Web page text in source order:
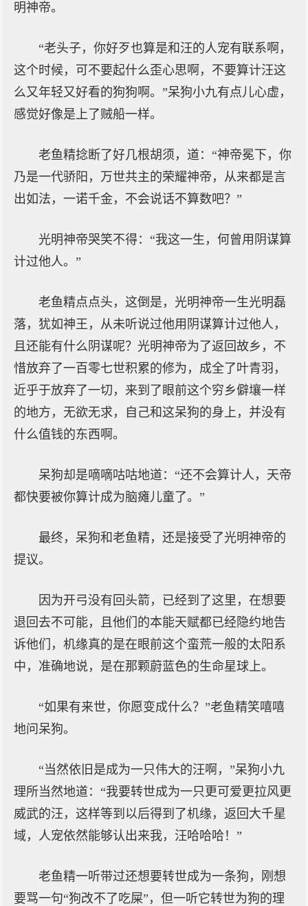
明神帝。
“老头子，你好歹也算是和汪的人宠有联系啊，
这个时候，可不要起什么歪心思啊，不要算计汪这
么又年轻又好看的狗狗啊。”呆狗小九有点儿心虚，
感觉好像是上了贼船一样。
老鱼精捻断了好几根胡须，道：“神帝冕下，你
乃是一代骄阳，万世共主的荣耀神帝，从来都是言
出如法，一诺千金，不会说话不算数吧？”
光明神帝哭笑不得：“我这一生，何曾用阴谋算
计过他人。”
老鱼精点点头，这倒是，光明神帝一生光明磊
落，犹如神王，从未听说过他用阴谋算计过他人，
且还能有什么阴谋呢？光明神帝为了返回故乡，不
惜放弃了一百零七世积累的修为，成全了叶青羽，
近乎于放弃了一切，来到了眼前这个穷乡僻壤一样
的地方，无欲无求，自己和这呆狗的身上，并没有
什么值钱的东西啊。
呆狗却是嘀嘀咕咕地道：“还不会算计人，天帝
都快要被你算计成为脑瘫儿童了。”
最终，呆狗和老鱼精，还是接受了光明神帝的
提议。
因为开弓没有回头箭，已经到了这里，在想要
退回去不可能，且他们的本能天赋都已经隐约地告
诉他们，机缘真的是在眼前这个蛮荒一般的太阳系
中，准确地说，是在那颗蔚蓝色的生命星球上。
“如果有来世，你愿变成什么？”老鱼精笑嘻嘻
地问呆狗。
“当然依旧是成为一只伟大的汪啊，”呆狗小九
理所当然地道：“我要转世成为一只更可爱更拉风更
威武的汪，这样等到以后得到了机缘，返回大千星
域，人宠依然能够认出来我，汪哈哈哈！”
老鱼精一听带过还想要转世成为一条狗，刚想
要骂一句“狗改不了吃屎”，但一听它转世为狗的理